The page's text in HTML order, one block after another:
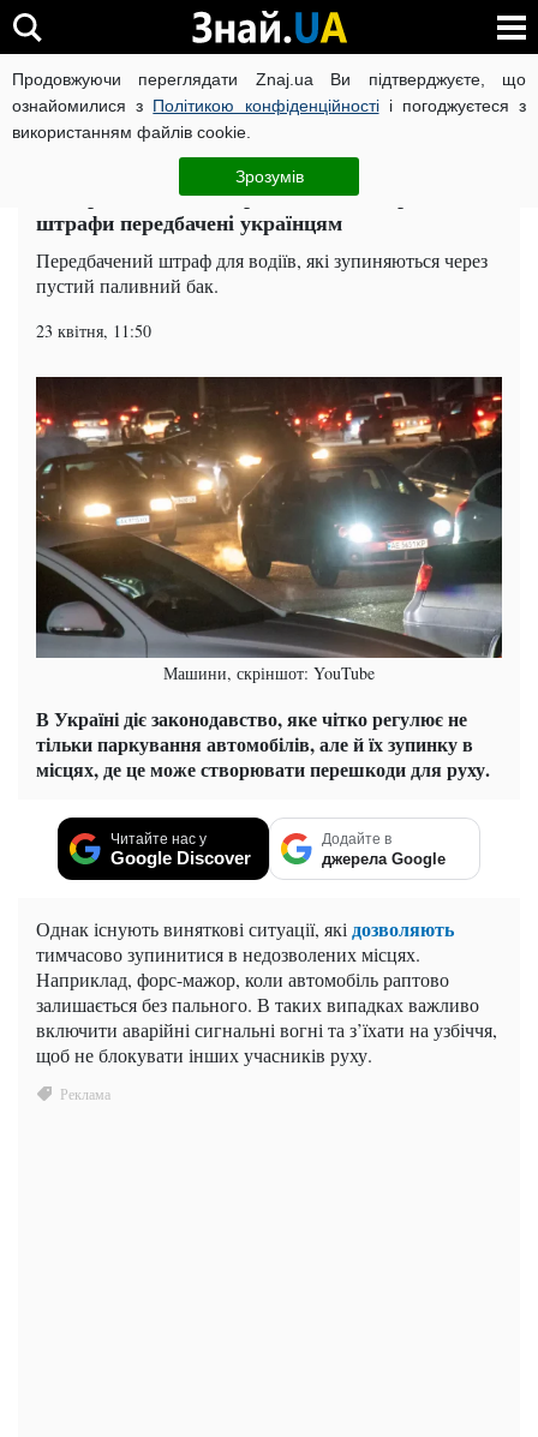
Продовжуючи переглядати Znaj.ua Ви підтверджуєте, що
ознайомилися з Політикою конфіденційностіі погоджуєтеся з
використанням файлів cookie.
Зрозумів
ВІЙНА РОСІЇ ПРОТИ УКРАЇНИ КОРОНАВІРУС В УКРАЇНІ
Auto.Знай ЧИТАТЬ НА РУССКОМ
За порожній бак тепер заплатите і державі: які
штрафи передбачені українцям
Передбачений штраф для водіїв, які зупиняються через
пустий паливний бак.
23 квітня, 11:50
Машини, скріншот: YouTube
В Україні діє законодавство, яке чітко регулює не
тільки паркування автомобілів, але й їх зупинку в
місцях, де це може створювати перешкоди для руху.
Читайте нас у
Google Discover
Додайте в
джерела Google
Однак існують виняткові ситуації, які дозволяють
тимчасово зупинитися в недозволених місцях.
Наприклад, форс-мажор, коли автомобіль раптово
залишається без пального. В таких випадках важливо
включити аварійні сигнальні вогні та з’їхати на узбіччя,
щоб не блокувати інших учасників руху.